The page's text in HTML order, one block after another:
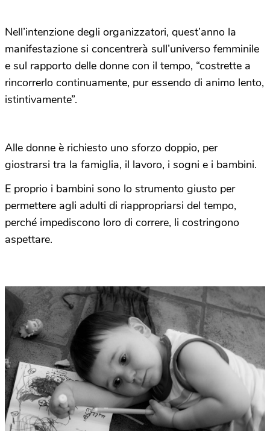
Nell’intenzione degli organizzatori, quest’anno la
manifestazione si concentrerà sull’universo femminile
e sul rapporto delle donne con il tempo, “costrette a
rincorrerlo continuamente, pur essendo di animo lento,
istintivamente”.
Alle donne è richiesto uno sforzo doppio, per
giostrarsi tra la famiglia, il lavoro, i sogni e i bambini.
E proprio i bambini sono lo strumento giusto per
permettere agli adulti di riappropriarsi del tempo,
perché impediscono loro di correre, li costringono
aspettare.